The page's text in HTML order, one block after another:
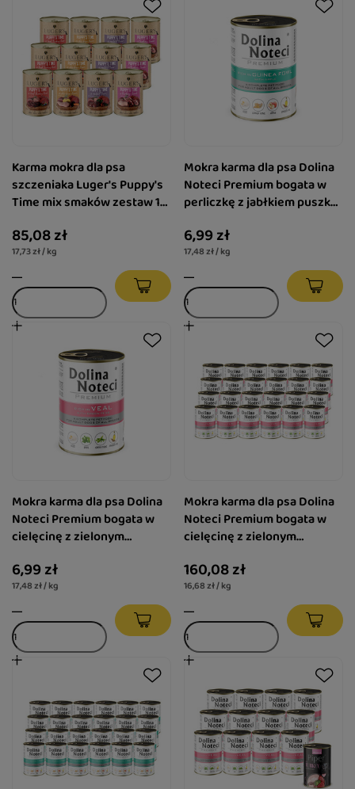
Karma mokra dla psa
szczeniaka Luger's Puppy's
Time mix smaków zestaw 12
85,08 zł
17,73 zł / kg
Mokra karma dla psa Dolina
Noteci Premium bogata w
perliczkę z jabłkiem puszka
6,99 zł
17,48 zł / kg
Mokra karma dla psa Dolina
Noteci Premium bogata w
cielęcinę z zielonym
6,99 zł
17,48 zł / kg
Mokra karma dla psa Dolina
Noteci Premium bogata w
cielęcinę z zielonym
g
160,08 zł
16,68 zł / kg